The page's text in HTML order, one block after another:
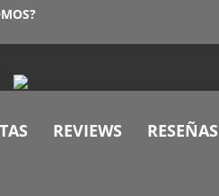
REVIEWS RESEÑAS